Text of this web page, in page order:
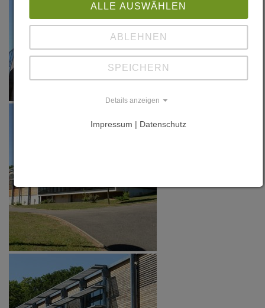
ALLE AUSWÄHLEN
ABLEHNEN
SPEICHERN
Details anzeigen
Impressum | Datenschutz